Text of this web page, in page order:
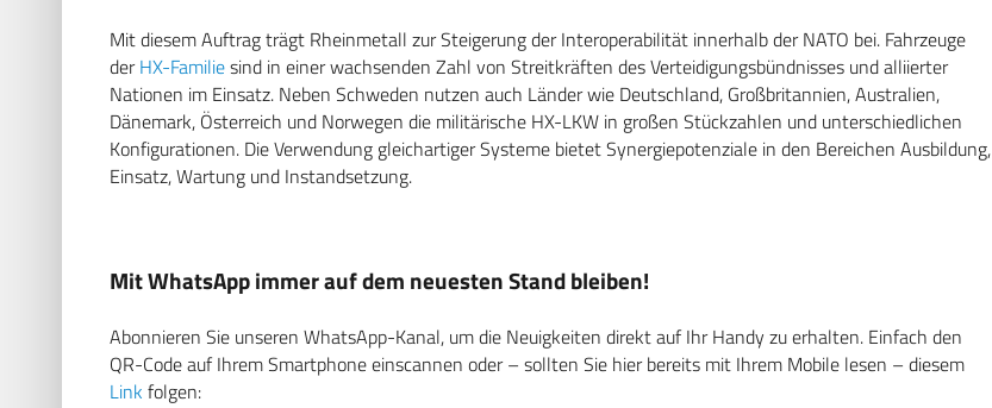
Mit diesem Auftrag trägt Rheinmetall zur Steigerung der Interoperabilität innerhalb der NATO bei. Fahrzeuge
derHX-Familiesind in einer wachsenden Zahl von Streitkräften des Verteidigungsbündnisses und alliierter
Nationen im Einsatz. Neben Schweden nutzen auch Länder wie Deutschland, Großbritannien, Australien,
Dänemark, Österreich und Norwegen die militärische HX-LKW in großen Stückzahlen und unterschiedlichen
Konfigurationen. Die Verwendung gleichartiger Systeme bietet Synergiepotenziale in den Bereichen Ausbildung,
Einsatz, Wartung und Instandsetzung.
Mit WhatsApp immer auf dem neuesten Stand bleiben!
Abonnieren Sie unseren WhatsApp-Kanal, um die Neuigkeiten direkt auf Ihr Handy zu erhalten. Einfach den
QR-Code auf Ihrem Smartphone einscannen oder – sollten Sie hier bereits mit Ihrem Mobile lesen – diesem
Link folgen: